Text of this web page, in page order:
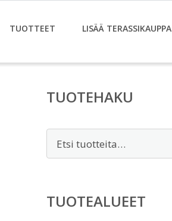
TUOTTEET LISÄÄ TERASSIKAUPPA
TUOTEHAKU
TUOTEALUEET